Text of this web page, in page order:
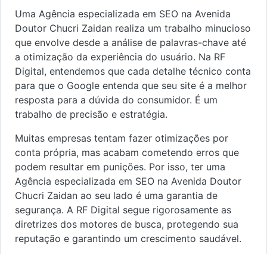
Uma Agência especializada em SEO na Avenida
Doutor Chucri Zaidan realiza um trabalho minucioso
que envolve desde a análise de palavras-chave até
a otimização da experiência do usuário. Na RF
Digital, entendemos que cada detalhe técnico conta
para que o Google entenda que seu site é a melhor
resposta para a dúvida do consumidor. É um
trabalho de precisão e estratégia.
Muitas empresas tentam fazer otimizações por
conta própria, mas acabam cometendo erros que
podem resultar em punições. Por isso, ter uma
Agência especializada em SEO na Avenida Doutor
Chucri Zaidan ao seu lado é uma garantia de
segurança. A RF Digital segue rigorosamente as
diretrizes dos motores de busca, protegendo sua
reputação e garantindo um crescimento saudável.